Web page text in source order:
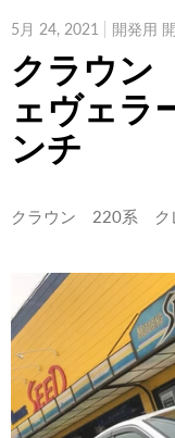
5月 24, 2021 開発用
クラウ
ェヴェ
ンチ
クラウン 220系 ク